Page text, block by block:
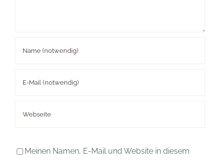
Meinen Namen, E-Mail und Website in diesem